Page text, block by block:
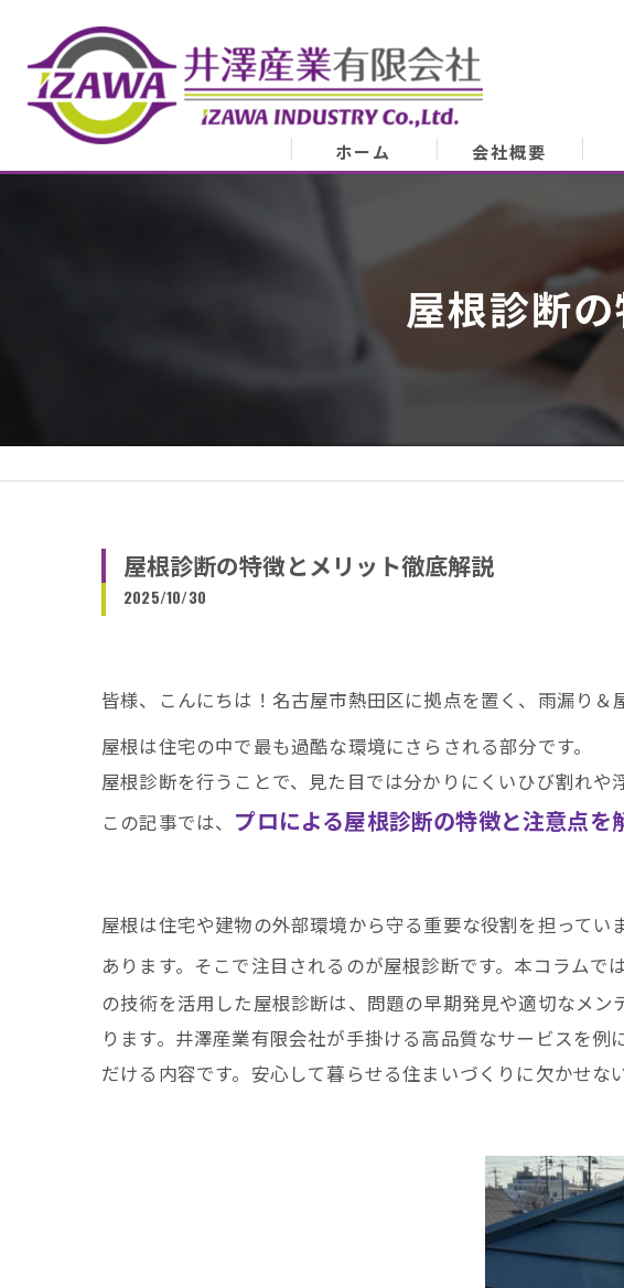
ホーム 会社概要
会社概要
代表あいさつ
アクセス
屋根診断
屋根診断の特徴とメリット徹底解説
2025/10/30
皆様、こんにちは！名古屋市熱田区に拠点を置く、雨漏り＆
屋根は住宅の中で最も過酷な環境にさらされる部分です。
屋根診断を行うことで、見た目では分かりにくいひび割れや
この記事では、 プロによる屋根診断の特徴と注意点を
屋根は住宅や建物の外部環境から守る重要な役割を担って
あります。そこで注目されるのが屋根診断です。本コラムでは
の技術を活用した屋根診断は、問題の早期発見や適切なメ
ります。井澤産業有限会社が手掛ける高品質なサービスを
だける内容です。安心して暮らせる住まいづくりに欠かせな